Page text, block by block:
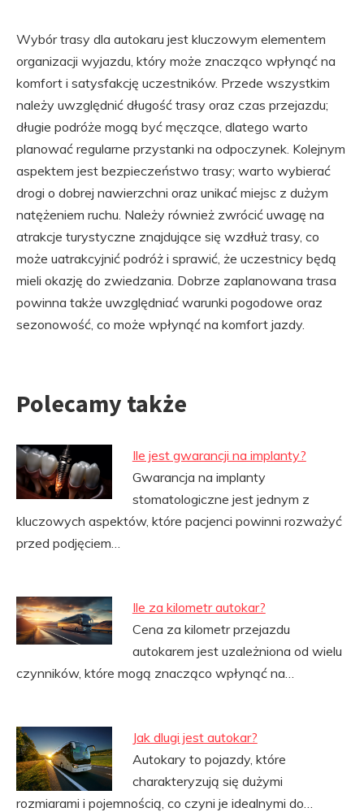
Wybór trasy dla autokaru jest kluczowym elementem
organizacji wyjazdu, który może znacząco wpłynąć na
komfort i satysfakcję uczestników. Przede wszystkim
należy uwzględnić długość trasy oraz czas przejazdu;
długie podróże mogą być męczące, dlatego warto
planować regularne przystanki na odpoczynek. Kolejnym
aspektem jest bezpieczeństwo trasy; warto wybierać
drogi o dobrej nawierzchni oraz unikać miejsc z dużym
natężeniem ruchu. Należy również zwrócić uwagę na
atrakcje turystyczne znajdujące się wzdłuż trasy, co
może uatrakcyjnić podróż i sprawić, że uczestnicy będą
mieli okazję do zwiedzania. Dobrze zaplanowana trasa
powinna także uwzględniać warunki pogodowe oraz
sezonowość, co może wpłynąć na komfort jazdy.
Polecamy także
Ile jest gwarancji na implanty?
Gwarancja na implanty
stomatologiczne jest jednym z
kluczowych aspektów, które pacjenci powinni rozważyć
przed podjęciem…
Ile za kilometr autokar?
Cena za kilometr przejazdu
autokarem jest uzależniona od wielu
czynników, które mogą znacząco wpłynąć na…
Jak dlugi jest autokar?
Autokary to pojazdy, które
charakteryzują się dużymi
rozmiarami i pojemnością, co czyni je idealnymi do…